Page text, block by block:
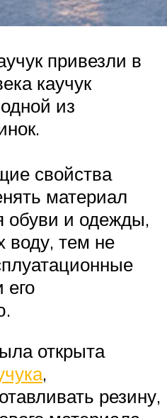
привезли в
каучук
из
свойства
материал
обуви и одежды,
воду, тем не
его
открыта
,
резину,